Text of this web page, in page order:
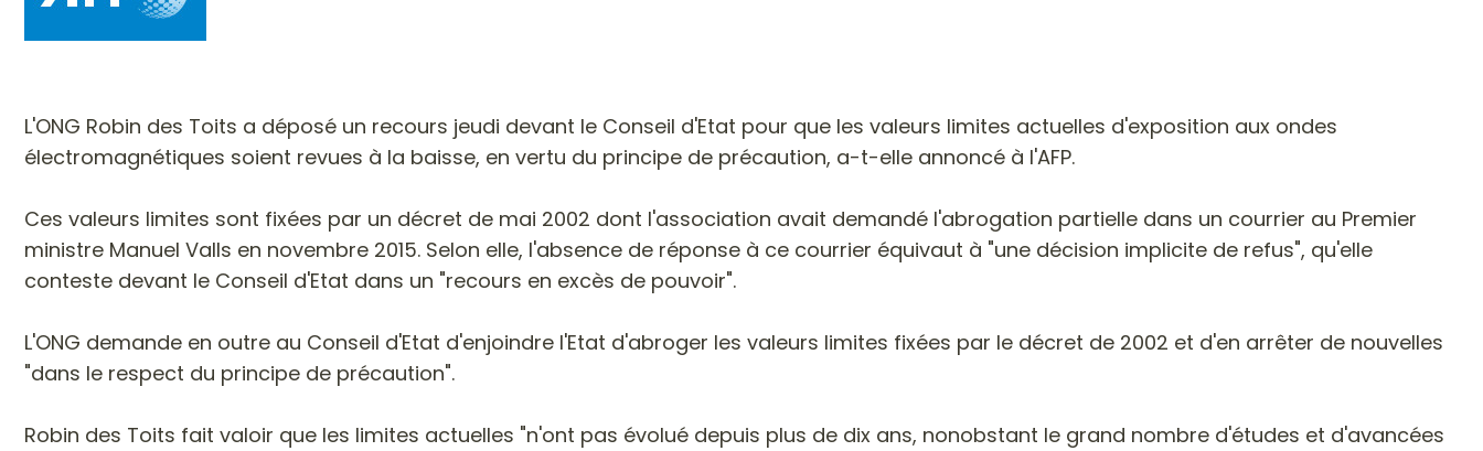
L'ONG Robin des Toits a déposé un recours jeudi devant le Conseil d'Etat pour que les valeurs limites actuelles d'exposition aux ondes
électromagnétiques soient revues à la baisse, en vertu du principe de précaution, a-t-elle annoncé à l'AFP.
Ces valeurs limites sont fixées par un décret de mai 2002 dont l'association avait demandé l'abrogation partielle dans un courrier au Premier
ministre Manuel Valls en novembre 2015. Selon elle, l'absence de réponse à ce courrier équivaut à "une décision implicite de refus", qu'elle
conteste devant le Conseil d'Etat dans un "recours en excès de pouvoir".
L'ONG demande en outre au Conseil d'Etat d'enjoindre l'Etat d'abroger les valeurs limites fixées par le décret de 2002 et d'en arrêter de nouvelles
"dans le respect du principe de précaution".
Robin des Toits fait valoir que les limites actuelles "n'ont pas évolué depuis plus de dix ans, nonobstant le grand nombre d'études et d'avancées